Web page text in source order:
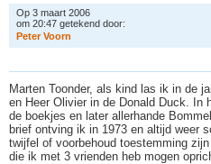
Op 3 maart 2006
om 20:47 getekend door:
Peter Voorn
Marten Toonder, als kind las ik in de
en Heer Olivier in de Donald Duck. In
de boekjes en later allerhande
brief ontving ik in 1973 en altijd weer
twijfel of voorbehoud toestemming
die ik met 3 vrienden heb mogen